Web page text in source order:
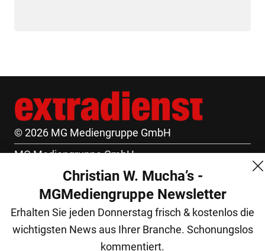
© 2026 MG Mediengruppe GmbH
MG Mediengruppe GmbH
Burgring 1/7
1010 Wien
+43 (1) 522 14 14
office@mgmedien.at
Christian W. Mucha’s -
MGMediengruppe Newsletter
Erhalten Sie jeden Donnerstag frisch & kostenlos die
wichtigsten News aus Ihrer Branche. Schonungslos
kommentiert.